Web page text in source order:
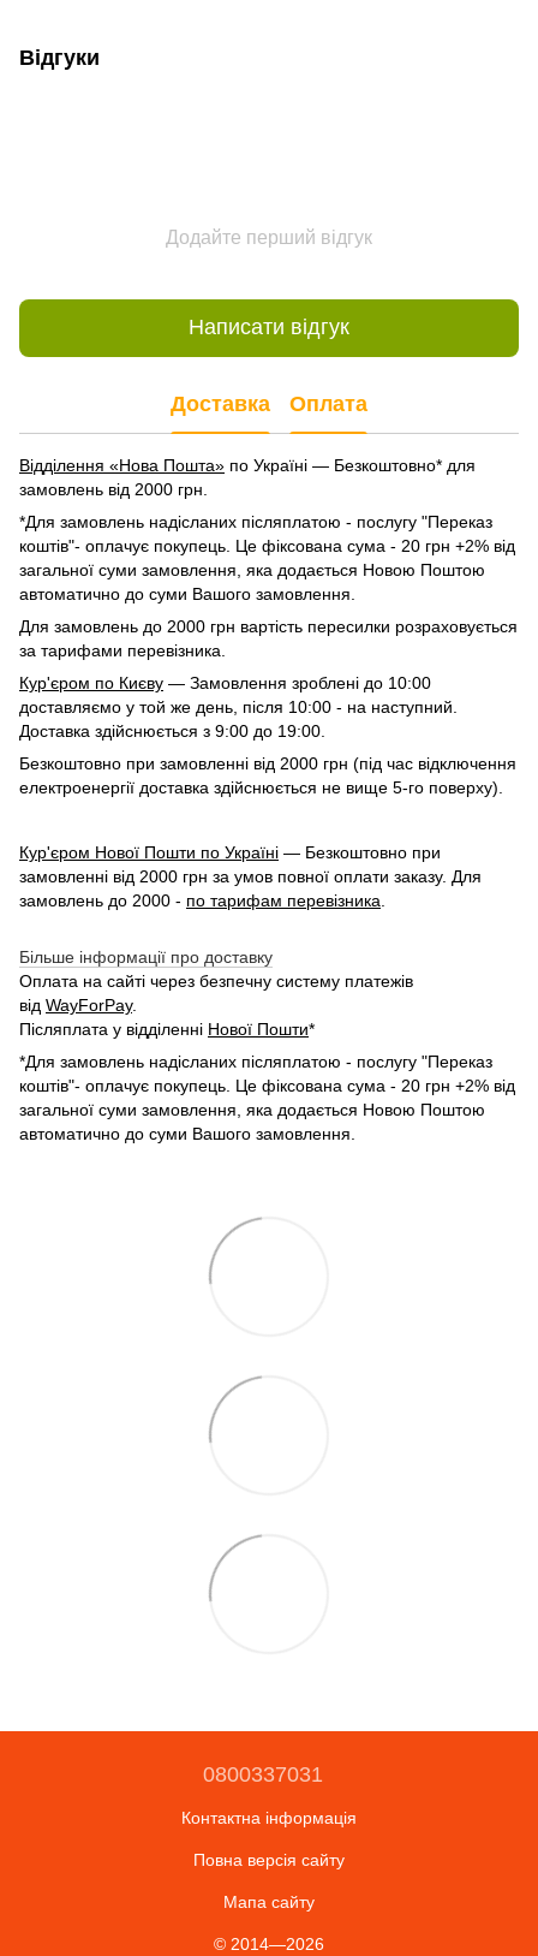
Відгуки
Додайте перший відгук
Написати відгук
Доставка Оплата
Відділення «Нова Пошта» по Україні — Безкоштовно* для
замовлень від 2000 грн.
*Для замовлень надісланих післяплатою - послугу "Переказ
коштів"- оплачує покупець. Це фіксована сума - 20 грн +2% від
загальної суми замовлення, яка додається Новою Поштою
автоматично до суми Вашого замовлення.
Для замовлень до 2000 грн вартість пересилки розраховується
за тарифами перевізника.
Кур'єром по Києву — Замовлення зроблені до 10:00
доставляємо у той же день, після 10:00 - на наступний.
Доставка здійснюється з 9:00 до 19:00.
Безкоштовно при замовленні від 2000 грн (під час відключення
електроенергії доставка здійснюється не вище 5-го поверху).
Кур'єром Нової Пошти по Україні — Безкоштовно при
замовленні від 2000 грн за умов повної оплати заказу. Для
замовлень до 2000 - по тарифам перевізника
Більше інформації про доставку
Оплата на сайті через безпечну систему платежів
від WayForPay.
Післяплата у відділенні Нової Пошти*
*Для замовлень надісланих післяплатою - послугу "Переказ
коштів"- оплачує покупець. Це фіксована сума - 20 грн +2% від
загальної суми замовлення, яка додається Новою Поштою
автоматично до суми Вашого замовлення.
0800337031
Контактна інформація
Повна версія сайту
Мапа сайту
© 2014—2026